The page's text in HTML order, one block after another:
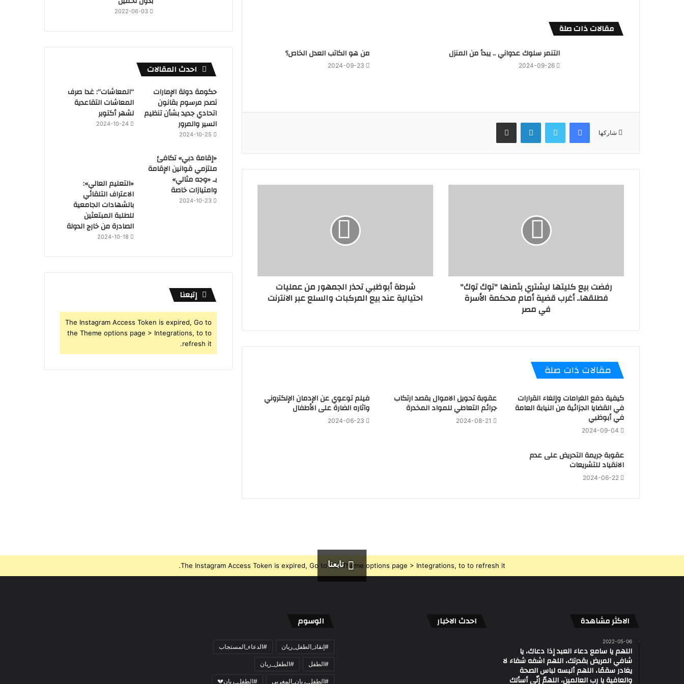
مقالات ذات صلة
التنمر سلوك عدواني .. يبدأ من المنزل
2024-09-26
‏من هو الكاتب العدل الخاص؟
2024-09-23
شاركها
فيسبوك تويتر لينكدإن مشاركة عبر البريد
رفضت بيع كليتها ليشتري بثمنها "توك توك"
فطلقها.. أغرب قضية أمام محكمة الأسرة
في مصر
شرطة أبوظبي تحذر الجمهور من عمليات
احتيالية عند بيع المركبات والسلع عبر الانترنت
مقالات ذات صلة
كيفية دفع الغرامات وإلغاء القرارات
في القضايا الجزائية من النيابة العامة
في أبوظبي
2024-09-04
عقوبة تحويل الاموال بقصد ارتكاب
جرائم التعاطي للمواد المخدرة
2024-08-21
فيلم توعوي عن الإدمان الإلكتروني
وآثاره الضارة على الأطفال
2024-06-23
عقوبة جريمة التحريض على عدم
الانقياد للتشريعات
2024-06-22
2022-06-03
احدث المقالات
حكومة دولة الإمارات
تصدر مرسوم بقانون
اتحادي جديد بشأن تنظيم
السير والمرور
2024-10-25
“المعاشات”: غدا صرف
المعاشات التقاعدية
لشهر أكتوبر
2024-10-24
«إقامة دبي» تكافئ
ملتزمي قوانين الإقامة
بـ «وجه مثالي»
وامتيازات خاصة
2024-10-23
«التعليم العالي»:
الاعتراف التلقائي
بالشهادات الجامعية
للطلبة المبتعثين
الصادرة من خارج الدولة
2024-10-18
إتبعنا
The Instagram Access Token is expired, Go to
the Theme options page > Integrations, to to
refresh it.
تابعنا
The Instagram Access Token is expired, Go to the Theme options page > Integrations, to to refresh it.
الاكثر مشاهدة
2022-05-06
اللهم يا سامع دعاء العبد إذا دعاك، يا
شافي المريض بقدرتك، اللهم اشفه شفاء لا
يغادر سقمًا، اللهم ألبسه لباس الصحة
والعافية يا رب العالمين، اللهمّ إنّي أسألك
احدث الاخبار الوسوم
#إنقاذ_الطفل_ريان #الدعاء_المستجاب
#الطفل #الطفل_ريان
#الطفل_ريان_المغربي #الطفل_ريان💔